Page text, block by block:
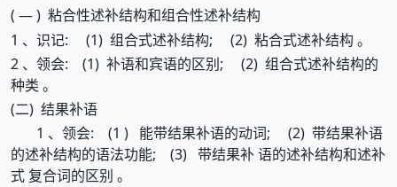
( — ) 粘合性述补结构和组合性述补结构
1 、识记: (1) 组合式述补结构; (2) 粘合式述补结构 。
2 、领会: (1) 补语和宾语的区别; (2) 组合式述补结构的
种类 。
(二) 结果补语
1 、领会: (1 ) 能带结果补语的动词; (2) 带结果补语
的述补结构的语法功能; (3) 带结果补 语的述补结构和述补
式 复合词的区别 。